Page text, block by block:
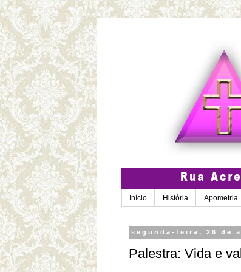
Início História Apometria
segunda-feira, 26 de
Palestra: Vida e